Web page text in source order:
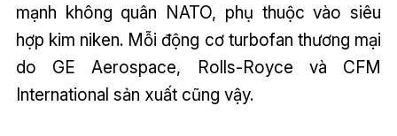
mạnh không quân NATO, phụ thuộc vào siêu
hợp kim niken. Mỗi động cơ turbofan thương mại
do GE Aerospace, Rolls-Royce và CFM
International sản xuất cũng vậy.